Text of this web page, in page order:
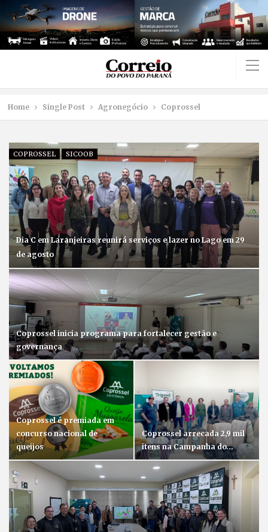
Home Single Post Agronegócio Coprossel
COPROSSEL SICOOB
Dia C em Laranjeiras reunirá serviços e lazer no Lago em 29
de agosto
Coprossel inicia programa para fortalecer gestão e
governança
Coprossel é premiada em
concurso nacional de
queijos
Coprossel arrecada 2,9 mil
itens na Campanha do…